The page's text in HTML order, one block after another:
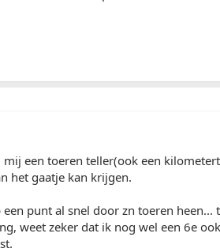
een toeren teller(ook een
het gaatje kan krijgen.
een punt al snel door zn toeren
weet zeker dat ik nog wel een 6e